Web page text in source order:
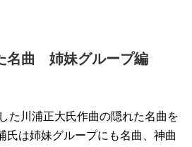
名曲 姉妹グループ編
た川浦正大氏作曲の隠れた名曲を
氏は姉妹グループにも名曲、神曲